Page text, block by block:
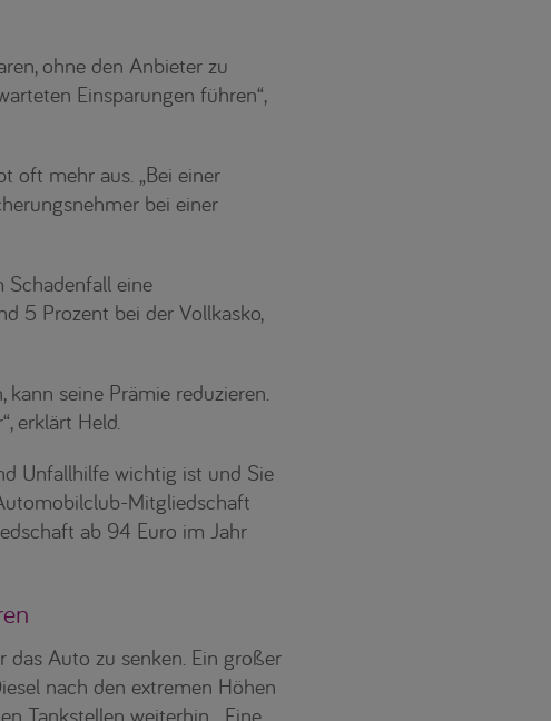
ohne den Anbieter zu
Einsparungen führen“,
oft mehr aus. „Bei einer
bei einer
Schadenfall eine
5 Prozent bei der Vollkasko,
seine Prämie reduzieren.
erklärt Held.
Unfallhilfe wichtig ist und Sie
Mitgliedschaft
ab 94 Euro im Jahr
Auto zu senken. Ein großer
nach den extremen Höhen
Tankstellen weiterhin. „Eine